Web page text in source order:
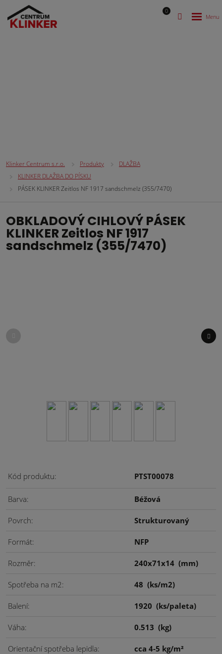
0
Klinker Centrum s.r.o. Produkty
DLAŽBA
KLINKER DLAŽBA DO PÍSKU
PÁSEK KLINKER Zeitlos NF 1917 sandschmelz (355/7470)
OBKLADOVÝ CIHLOVÝ PÁSEK
KLINKER Zeitlos NF 1917
sandschmelz (355/7470)
Kód produktu PTST00078
Barva Béžová
Povrch Strukturovaný
Formát NFP
Rozměr 240x71x14 (mm)
Spotřeba na m2 48 (ks/m2)
Balení 1920 (ks/paleta)
Váha 0.513 (kg)
Orientační spotřeba lepidla cca 4-5 kg/m²